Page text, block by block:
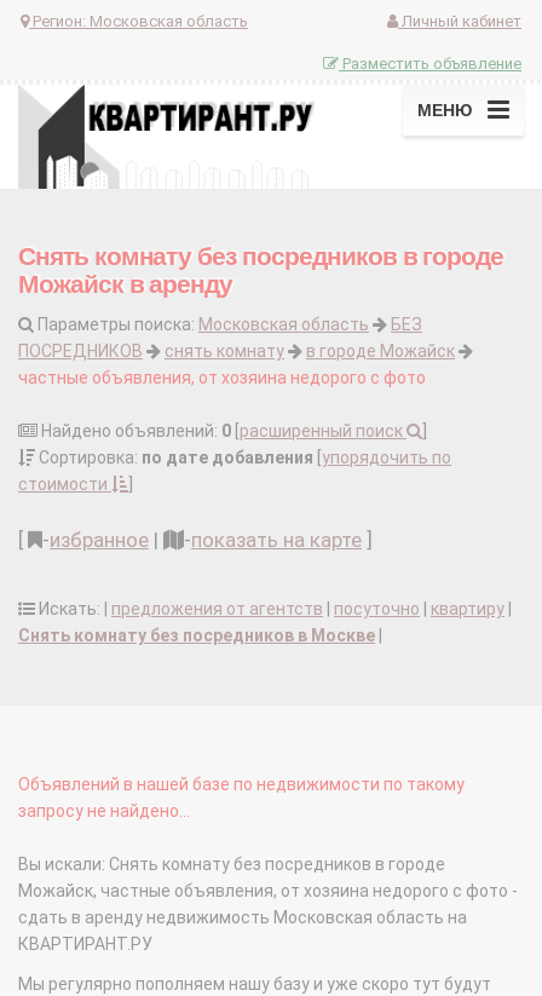
Регион: Московская область Личный кабинет
Разместить объявление
МЕНЮ
Снять комнату без посредников в городе
Можайск в аренду
Параметры поиска: Московская область
БЕЗ
ПОСРЕДНИКОВ
снять комнату
в городе Можайск
частные объявления, от хозяина недорого с фото
Найдено объявлений: 0 расширенный поиск
Сортировка: по дате добавления упорядочить по
стоимости
-избранное | -показать на карте
Искать: | предложения от агентств посуточно квартиру
Снять комнату без посредников в Москве
Объявлений в нашей базе по недвижимости по такому
запросу не найдено...
Вы искали: Снять комнату без посредников в городе
Можайск, частные объявления, от хозяина недорого с фото -
сдать в аренду недвижимость Московская область на
КВАРТИРАНТ.РУ
Мы регулярно пополняем нашу базу и уже скоро тут будут